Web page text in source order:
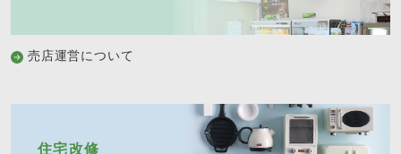
売店運営について
住宅改修